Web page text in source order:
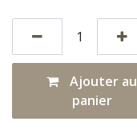
Ajouter au
panier